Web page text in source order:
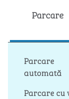
Parcare
Parcare
automată
Parcare cu